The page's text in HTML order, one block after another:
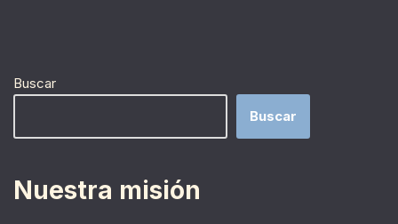
Buscar
Buscar
Nuestra misión